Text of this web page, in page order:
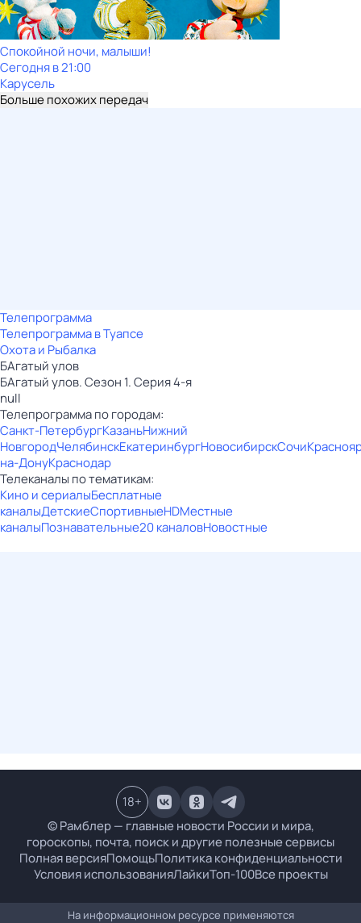
Спокойной ночи, малыши!
Сегодня в 21:00
Карусель
Больше похожих передач
Телепрограмма
Телепрограмма в Туапсе
Охота и Рыбалка
БАгатый улов
БАгатый улов. Сезон 1. Серия 4-я
null
Телепрограмма по городам:
Санкт-ПетербургКазаньНижний
НовгородЧелябинскЕкатеринбургНовосибирскСочи
на-ДонуКраснодар
Телеканалы по тематикам:
Кино и сериалыБесплатные
каналыДетскиеСпортивныеHDМестные
каналыПознавательные20 каналовНовостные
© Рамблер — главные новости России и мира,
гороскопы, почта, поиск и другие полезные сервисы
Полная версияПомощьПолитика конфиденциальности
Условия использованияЛайкиТоп-100Все проекты
18+
На информационном ресурсе применяются